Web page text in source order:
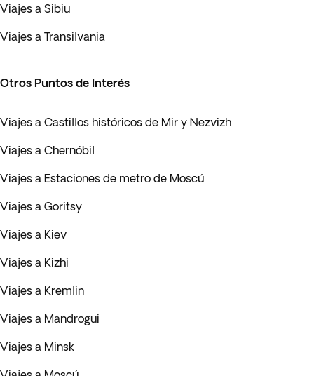
Viajes a Sibiu
Viajes a Transilvania
Otros Puntos de Interés
Viajes a Castillos históricos de Mir y Nezvizh
Viajes a Chernóbil
Viajes a Estaciones de metro de Moscú
Viajes a Goritsy
Viajes a Kiev
Viajes a Kizhi
Viajes a Kremlin
Viajes a Mandrogui
Viajes a Minsk